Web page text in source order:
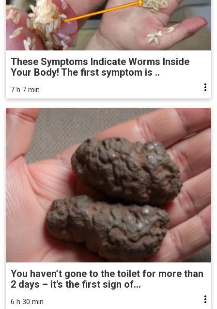
These Symptoms Indicate Worms Inside
Your Body! The first symptom is ..
7 h 7 min
You haven’t gone to the toilet for more than
2 days – it's the first sign of...
6 h 30 min